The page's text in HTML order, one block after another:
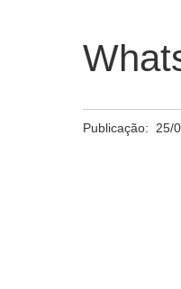
Publicação: 25/